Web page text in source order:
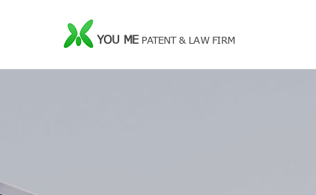
YOU ME PATENT & LAW FIRM